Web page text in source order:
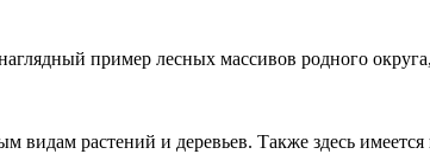
пример лесных массивов родного
видам растений и деревьев. Также здесь